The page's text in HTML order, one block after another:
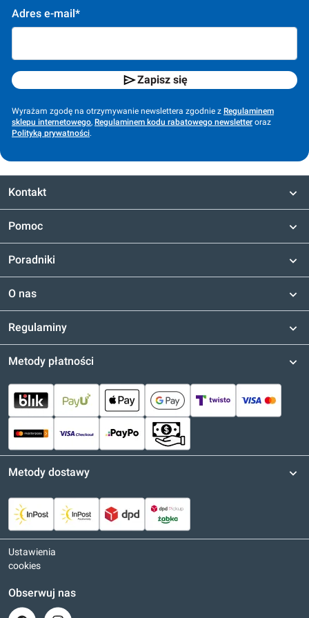
Adres e-mail*
Zapisz się
Wyrażam zgodę na otrzymywanie newslettera zgodnie z Regulaminem
sklepu internetowego, Regulaminem kodu rabatowego newsletter oraz
Polityką prywatności.
Kontakt
Pomoc
Poradniki
O nas
Regulaminy
Metody płatności
Metody dostawy
Ustawienia
cookies
Obserwuj nas